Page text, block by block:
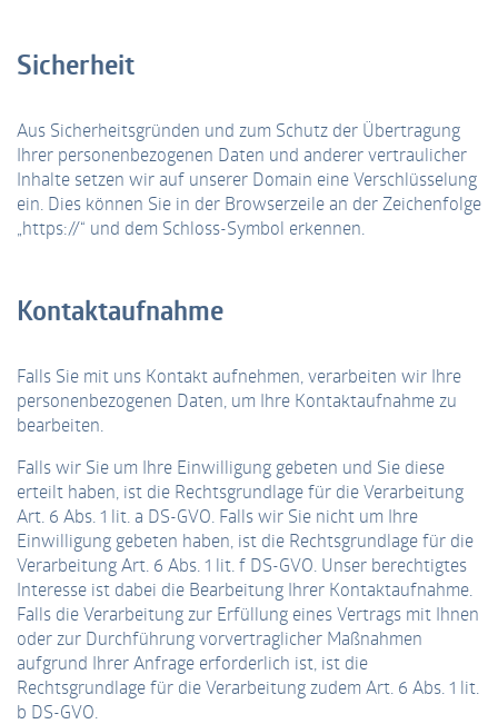
Sicherheit
Aus Sicherheitsgründen und zum Schutz der Übertragung
Ihrer personenbezogenen Daten und anderer vertraulicher
Inhalte setzen wir auf unserer Domain eine Verschlüsselung
ein. Dies können Sie in der Browserzeile an der Zeichenfolge
„https://“ und dem Schloss-Symbol erkennen.
Kontaktaufnahme
Falls Sie mit uns Kontakt aufnehmen, verarbeiten wir Ihre
personenbezogenen Daten, um Ihre Kontaktaufnahme zu
bearbeiten.
Falls wir Sie um Ihre Einwilligung gebeten und Sie diese
erteilt haben, ist die Rechtsgrundlage für die Verarbeitung
Art. 6 Abs. 1 lit. a DS-GVO. Falls wir Sie nicht um Ihre
Einwilligung gebeten haben, ist die Rechtsgrundlage für die
Verarbeitung Art. 6 Abs. 1 lit. f DS-GVO. Unser berechtigtes
Interesse ist dabei die Bearbeitung Ihrer Kontaktaufnahme.
Falls die Verarbeitung zur Erfüllung eines Vertrags mit Ihnen
oder zur Durchführung vorvertraglicher Maßnahmen
aufgrund Ihrer Anfrage erforderlich ist, ist die
Rechtsgrundlage für die Verarbeitung zudem Art. 6 Abs. 1 lit.
b DS-GVO.